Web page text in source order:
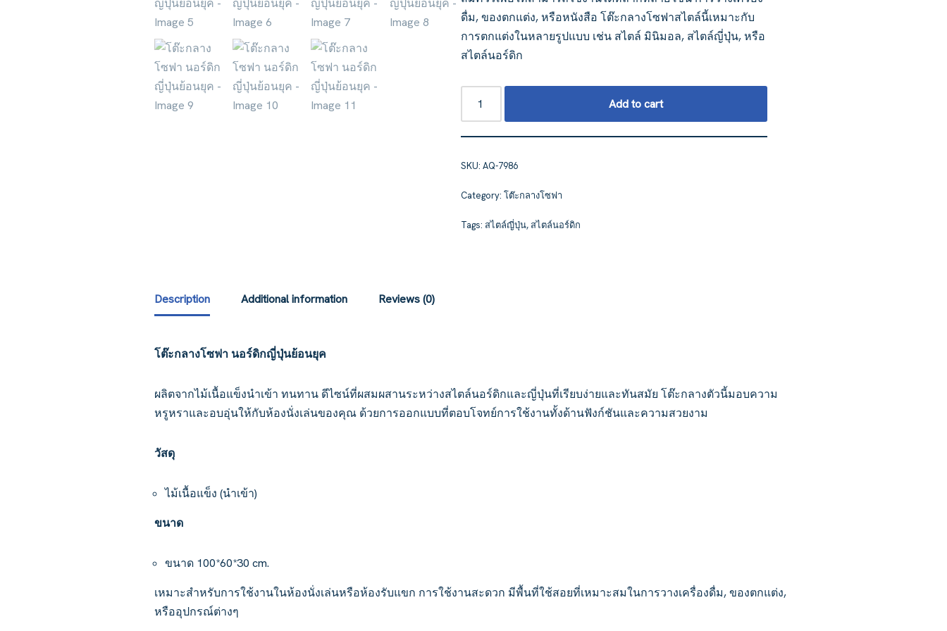
ดื่ม, ของตกแต่ง, หรือหนังสือ โต๊ะกลางโซฟาสไตล์นี้เหมาะกับ
การตกแต่งในหลายรูปแบบ เช่น สไตล์ มินิมอล, สไตล์ญี่ปุ่น, หรือ
สไตล์นอร์ดิก
Add to cart
SKU: AQ-7986
Category: โต๊ะกลางโซฟา
Tags: สไตล์ญี่ปุ่น, สไตล์นอร์ดิก
Description Additional information Reviews (0)
โต๊ะกลางโซฟา นอร์ดิกญี่ปุ่นย้อนยุค
ผลิตจากไม้เนื้อแข็งนำเข้า ทนทาน ดีไซน์ที่ผสมผสานระหว่างสไตล์นอร์ดิกและญี่ปุ่นที่เรียบง่ายและทันสมัย โต๊ะกลางตัวนี้มอบความ
หรูหราและอบอุ่นให้กับห้องนั่งเล่นของคุณ ด้วยการออกแบบที่ตอบโจทย์การใช้งานทั้งด้านฟังก์ชันและความสวยงาม
วัสดุ
ไม้เนื้อแข็ง (นำเข้า)
ขนาด
ขนาด 100*60*30 cm.
เหมาะสำหรับการใช้งานในห้องนั่งเล่นหรือห้องรับแขก การใช้งานสะดวก มีพื้นที่ใช้สอยที่เหมาะสมในการวางเครื่องดื่ม, ของตกแต่ง,
หรืออุปกรณ์ต่างๆ